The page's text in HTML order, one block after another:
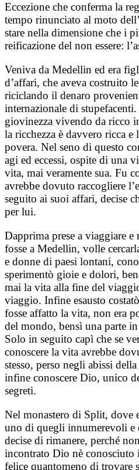
Eccezione che conferma la
tempo rinunciato al moto
stare nella dimensione che i
reificazione del non essere:
Veniva da Medellin ed era
d’affari, che aveva costruito
riciclando il denaro
internazionale di
giovinezza vivendo da ricco
la ricchezza è davvero ricca e
povera. Nel seno di questo
agi ed eccessi, ospite di una
vita, mai veramente sua. Fu
avrebbe dovuto raccogliere
seguito ai suoi affari, decise
per lui.
Dapprima prese a viaggiare
fosse a Medellin, volle
e donne di paesi lontani,
sperimentò gioie e dolori,
mai la vita alla fine del
viaggio. Infine esausto
fosse affatto la vita, non era
del mondo, bensì una parte
Solo in seguito capì che se
conoscere la vita avrebbe
stesso, perso negli abissi
infine conoscere Dio, unico
segreti.
Nel monastero di Split, dove
uno di quegli innumerevoli e
decise di rimanere, perché
incontrato Dio nè conosciuto
felice quantomeno di trovare